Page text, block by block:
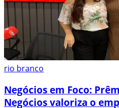
rio branco
Negócios em Foco:
Negócios valoriza o